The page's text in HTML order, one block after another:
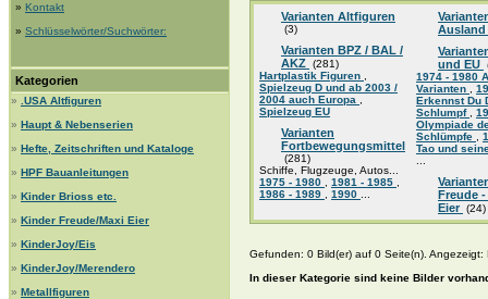
» Kontakt
» Schlüsselwörter/Suchwörter:
Kategorien
»
.USA Altfiguren
» Haupt & Nebenserien
» Hefte, Zeitschriften und Kataloge
» HPF Bauanleitungen
» Kinder Brioss etc.
» Kinder Freude/Maxi Eier
» KinderJoy/Eis
» KinderJoy/Merendero
» Metallfiguren
Varianten Altfiguren
(3)
Varianten BPZ / BAL /
AKZ (281)
Hartplastik Figuren
Spielzeug D und ab 2003 /
2004 auch Europa
Spielzeug EU
Varianten
Fortbewegungsmittel
(281)
Schiffe, Flugzeuge, Autos...
1975 - 1980
1981 - 1985
1986 - 1989
1990
Ausland
und EU
1974 - 1980
Varianten
Erkennst Du
Schlumpf
Olympiade
Schlümpfe
Tao und
Freude -
Eier (24)
Gefunden: 0 Bild(er) auf 0 Seite(n). Angezeigt:
In dieser Kategorie sind keine Bilder